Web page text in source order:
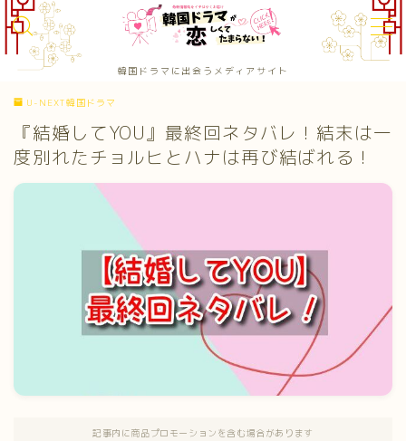
韓国ドラマに出会うメディアサイト
MENU
カテゴリー
サイトマップ
トップページ
プロフィール韓ドラ恋恋：編集部プロフィール
メディアコンテンツポリシー
運営者情報 / 会社概要
U-NEXT韓国ドラマ
『結婚してYOU』最終回ネタバレ！結末は一
度別れたチョルヒとハナは再び結ばれる！
記事内に商品プロモーションを含む場合があります